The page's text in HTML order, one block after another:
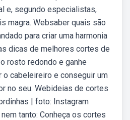
e, segundo especialistas,
magra. Websaber quais são
para criar uma harmonia
dicas de melhores cortes de
rosto redondo e ganhe
o cabeleireiro e conseguir um
no seu. Webideias de cortes
| foto: Instagram
tanto: Conheça os cortes